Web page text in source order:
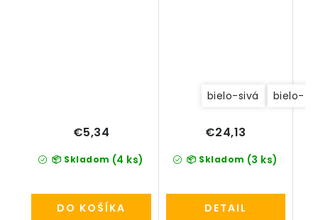
📦 Skladom (4 ks)
€5,34
DO KOŠÍKA
bielo-sivá bielo-
📦 Skladom (3 ks)
€24,13
DETAIL